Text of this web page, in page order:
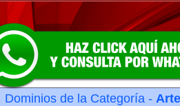
Dominios de la Categoría -